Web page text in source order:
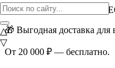
ВНИМАНИЕ АКЦИЯ!
🎁 Выгодная доставка для
От 20 000 ₽ — бесплатно.
△
▽